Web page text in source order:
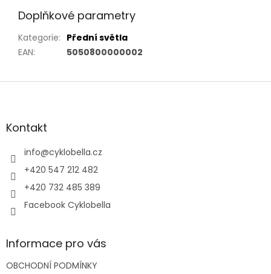
Doplňkové parametry
Kategorie: Přední světla
EAN: 5050800000002
Z
aKontakt
info@cyklobella.cz
+420 547 212 482
+420 732 485 389
Facebook Cyklobella
Informace pro vás
OBCHODNÍ PODMÍNKY